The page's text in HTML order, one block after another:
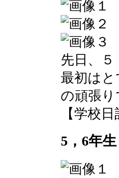
先日、
最初は
の頑張
【学校
5，6年